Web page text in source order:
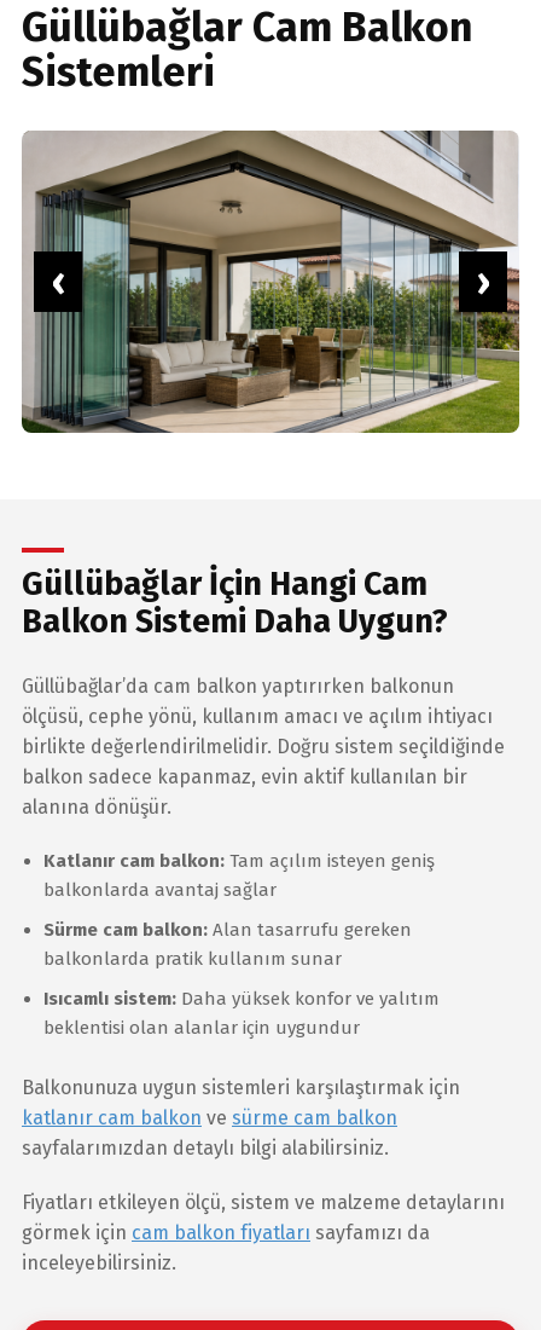
Güllübağlar Cam Balkon
Sistemleri
‹ ›
Güllübağlar İçin Hangi Cam
Balkon Sistemi Daha Uygun?
Güllübağlar’da cam balkon yaptırırken balkonun
ölçüsü, cephe yönü, kullanım amacı ve açılım ihtiyacı
birlikte değerlendirilmelidir. Doğru sistem seçildiğinde
balkon sadece kapanmaz, evin aktif kullanılan bir
alanına dönüşür.
Katlanır cam balkon: Tam açılım isteyen geniş
balkonlarda avantaj sağlar
Sürme cam balkon: Alan tasarrufu gereken
balkonlarda pratik kullanım sunar
Isıcamlı sistem: Daha yüksek konfor ve yalıtım
beklentisi olan alanlar için uygundur
Balkonunuza uygun sistemleri karşılaştırmak için
katlanır cam balkon ve sürme cam balkon
sayfalarımızdan detaylı bilgi alabilirsiniz.
Fiyatları etkileyen ölçü, sistem ve malzeme detaylarını
görmek için cam balkon fiyatları sayfamızı da
inceleyebilirsiniz.